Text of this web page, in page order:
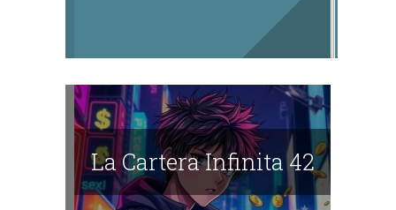
La Cartera Infinita 42